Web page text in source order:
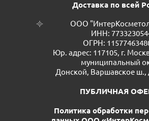
Доставка по всей
ООО
ИНН:
ОГРН:
Юр. адрес: 117105, г.
муниципальный
Донской, Варшавское ш.,
ПУБЛИЧНАЯ
Политика обработки